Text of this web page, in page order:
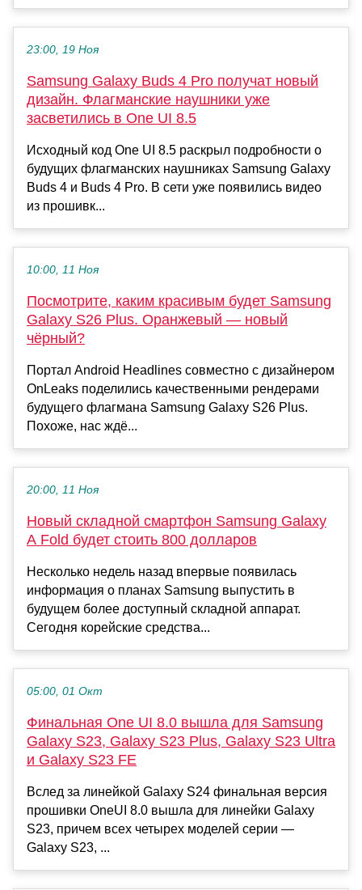
23:00, 19 Ноя
Samsung Galaxy Buds 4 Pro получат новый
дизайн. Флагманские наушники уже
засветились в One UI 8.5
Исходный код One UI 8.5 раскрыл подробности о
будущих флагманских наушниках Samsung Galaxy
Buds 4 и Buds 4 Pro. В сети уже появились видео
из прошивк...
10:00, 11 Ноя
Посмотрите, каким красивым будет Samsung
Galaxy S26 Plus. Оранжевый — новый
чёрный?
Портал Android Headlines совместно с дизайнером
OnLeaks поделились качественными рендерами
будущего флагмана Samsung Galaxy S26 Plus.
Похоже, нас ждё...
20:00, 11 Ноя
Новый складной смартфон Samsung Galaxy
A Fold будет стоить 800 долларов
Несколько недель назад впервые появилась
информация о планах Samsung выпустить в
будущем более доступный складной аппарат.
Сегодня корейские средства...
05:00, 01 Окт
Финальная One UI 8.0 вышла для Samsung
Galaxy S23, Galaxy S23 Plus, Galaxy S23 Ultra
и Galaxy S23 FE
Вслед за линейкой Galaxy S24 финальная версия
прошивки OneUI 8.0 вышла для линейки Galaxy
S23, причем всех четырех моделей серии —
Galaxy S23, ...